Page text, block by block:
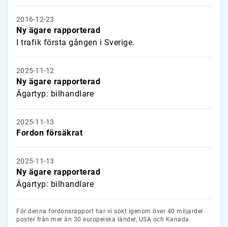
2016-12-23
Ny ägare rapporterad
I trafik första gången i Sverige.
2025-11-12
Ny ägare rapporterad
Ägartyp: bilhandlare
2025-11-13
Fordon försäkrat
2025-11-13
Ny ägare rapporterad
Ägartyp: bilhandlare
För denna fordonsrapport har vi sökt igenom över 40 miljarder
poster från mer än 30 europeiska länder, USA och Kanada.